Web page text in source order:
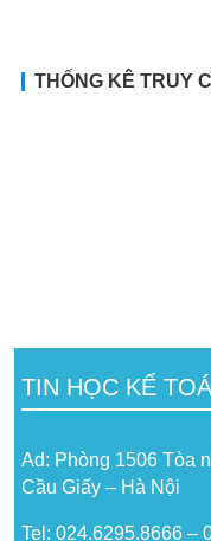
THỐNG KÊ TRUY
TIN HỌC KẾ
Ad: Phòng 1506 Tòa
Cầu Giấy – Hà Nội
Tel: 024.6295.8666 –